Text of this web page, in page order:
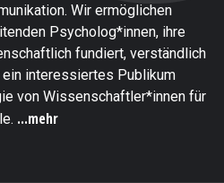
Wir ermöglichen
Psycholog*innen, ihre
fundiert, verständlich
interessiertes Publikum
von Wissenschaftler*innen für
...mehr